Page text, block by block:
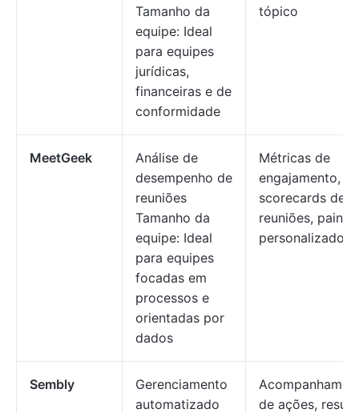
Tamanho da
equipe: Ideal
para equipes
jurídicas,
financeiras e de
conformidade
tópico
MeetGeek
Análise de
desempenho de
reuniões
Tamanho da
equipe: Ideal
para equipes
focadas em
processos e
orientadas por
dados
Métricas de
engajamento,
scorecards de
reuniões, painéis
personalizados
Sembly
Gerenciamento
automatizado
de ações,